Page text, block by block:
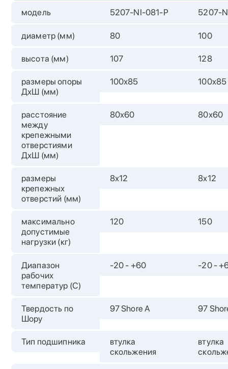
модель 5207-NI-081-P 5207-
диаметр (мм) 80 100
высота (мм) 107 128
размеры опоры
ДхШ (мм)
100х85 100х85
расстояние
между
крепежными
отверстиями
ДхШ (мм)
80х60 80х60
размеры
крепежных
отверстий (мм)
8x12 8x12
максимально
допустимые
нагрузки (кг)
120 150
Диапазон
рабочих
температур (С)
-20 - +60 -20 -
Твердость по
Шору
97 Shore A 97
Тип подшипника
втулка
скольжения
втулка